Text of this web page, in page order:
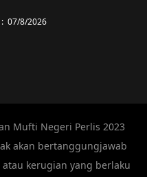
07/8/2026
Mufti Negeri Perlis 2023
akan bertanggungjawab
kerugian yang berlaku